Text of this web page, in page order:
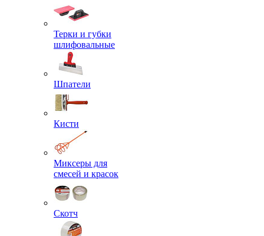
Терки и губки
шлифовальные
Шпатели
Кисти
Миксеры для
смесей и красок
Скотч